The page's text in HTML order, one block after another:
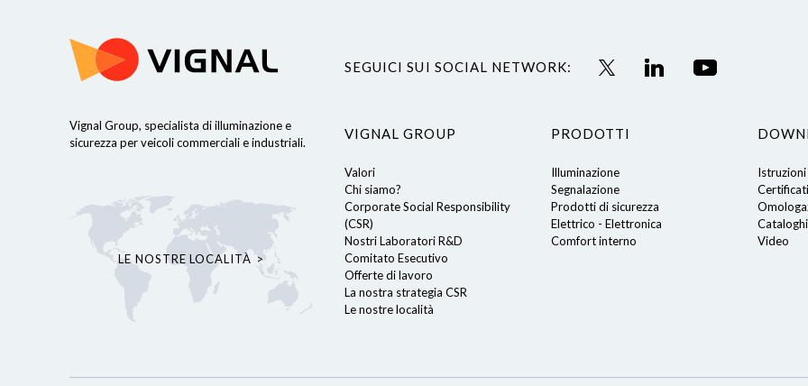
Vignal Group, specialista di illuminazione e
sicurezza per veicoli commerciali e industriali.
LE NOSTRE LOCALITÀ
SEGUICI SUI SOCIAL NETWORK:
VIGNAL GROUP
Valori
Chi siamo?
Corporate Social Responsibility
(CSR)
Nostri Laboratori R&D
Comitato Esecutivo
Offerte di lavoro
La nostra strategia CSR
Le nostre località
PRODOTTI
Illuminazione
Segnalazione
Prodotti di sicurezza
Elettrico - Elettronica
Comfort interno
Istruzioni
Certificati
Cataloghi
Video
Continua senza consenso
Utilizziamo i cookie sul nostro sito web per offrirti un'esperienza
ottimale, ricordando le tue preferenze per le visite future.
Cliccando su "Accetta", accetti l'uso di TUTTI i cookie. Tuttavia,
è possibile accedere alle impostazioni dei cookie per
personalizzare il consenso.
Leggi l'informativa sulla privacy